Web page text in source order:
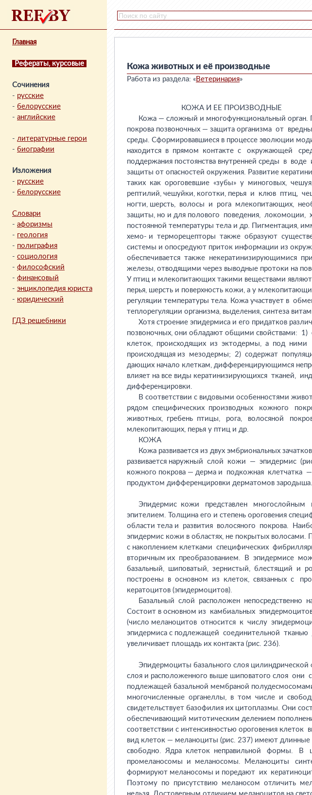
Главная
Рефераты, курсовые
Сочинения
- русские
- белорусские
- английские
- литературные герои
- биографии
Изложения
- русские
- белорусские
Словари
- афоризмы
- геология
- полиграфия
- социология
- философский
- финансовый
- энциклопедия юриста
- юридический
ГДЗ решебники
Кожа животных и её производные
Работа из раздела: «Ветеринария»